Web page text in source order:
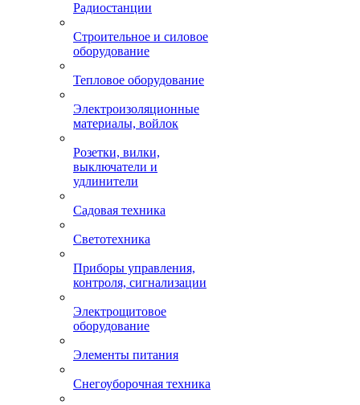
Радиостанции
Строительное и силовое
оборудование
Тепловое оборудование
Электроизоляционные
материалы, войлок
Розетки, вилки,
выключатели и
удлинители
Садовая техника
Светотехника
Приборы управления,
контроля, сигнализации
Электрощитовое
оборудование
Элементы питания
Снегоуборочная техника